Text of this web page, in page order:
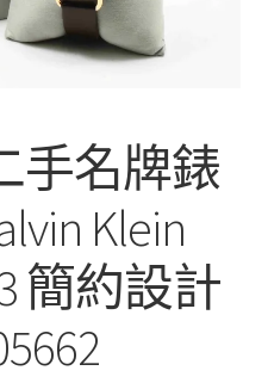
手名牌錶
Klein
簡約設計